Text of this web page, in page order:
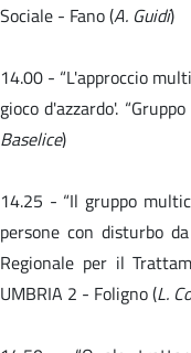
Sociale - Fano (A. Guidi)
14.00 - “L'approccio
gioco d'azzardo'.
Baselice)
14.25 - “Il gruppo
persone con disturbo
Regionale per il
UMBRIA 2 - Foligno (L.